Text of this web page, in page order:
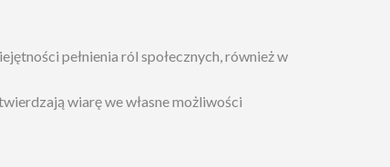
pełnienia ról społecznych, również w
wiarę we własne możliwości